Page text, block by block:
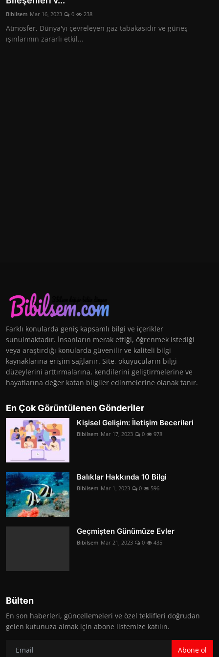
Seyahat
Bibilsem Mar 16, 2023 0 238
Atmosfer, Dünya'yı çevreleyen gaz tabakasıdır ve güneş
ışınlarının zararlı etkil...
Farklı konularda geniş kapsamlı bilgi ve içerikler
sunulmaktadır. İnsanların merak ettiği, öğrenmek istediği
veya araştırdığı konularda güvenilir ve kaliteli bilgi
kaynaklarına erişim sağlanır. Site, okuyucuların bilgi
düzeylerini arttırmalarına, kendilerini geliştirmelerine ve
hayatlarına değer katan bilgiler edinmelerine olanak tanır.
En Çok Görüntülenen Gönderiler
Kişisel Gelişim: İletişim Becerileri
Bibilsem Mar 17, 2023 0 978
Balıklar Hakkında 10 Bilgi
Bibilsem Mar 1, 2023 0 596
Geçmişten Günümüze Evler
Bibilsem Mar 21, 2023 0 435
Bülten
En son haberleri, güncellemeleri ve özel teklifleri doğrudan
gelen kutunuza almak için abone listemize katılın.
Abone ol